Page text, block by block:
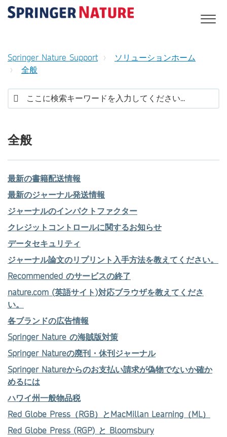
Springer Nature Support
ソリューションホーム
全般
全般
最新の書籍配送情報
最新のジャーナル発送情報
ジャーナルのインパクトファクター
クレジットコントロールに関するお知らせ
データセキュリティ
ジャーナル論文のリプリント入手方法を教えてください。
Recommended のサービスの終了
nature.com (英語サイト)対応ブラウザを教えてくださ
い。
各ブランドの広告情報
Springer Nature の海賊版対策
Springer Natureの廃刊・休刊ジャーナル
Springer Natureからのお支払い請求が偽物でないか確か
めるには
ハワイ州一般物品税
Red Globe Press（RGB）とMacMillan Learning（ML）
Red Globe Press (RGP) と Bloomsbury